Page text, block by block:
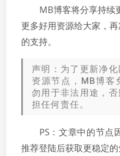
MB博客将分享持续
更多好用资源给大家，
的支持。
声明：为了更新净
资源节点，MB博客
勿用于非法用途，
担任何责任。
PS：文章中的节点
推荐登陆后获取更稳定